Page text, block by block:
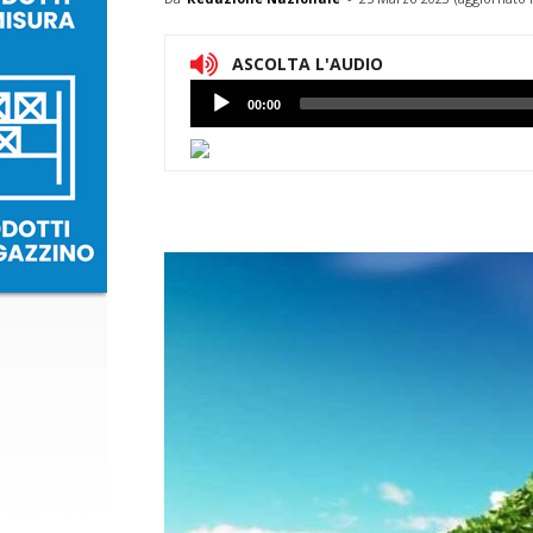
ASCOLTA L'AUDIO
Lettore
Audio
00:00